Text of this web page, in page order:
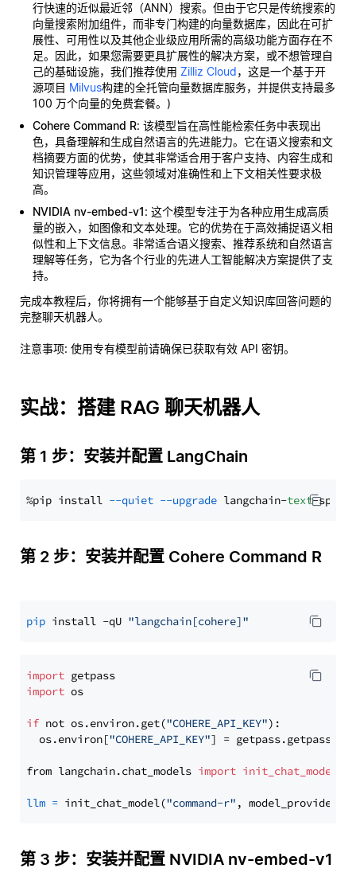
行快速的近似最近邻（ANN）搜索。但由于它只是传统搜索的
向量搜索附加组件，而非专门构建的向量数据库，因此在可扩
展性、可用性以及其他企业级应用所需的高级功能方面存在不
足。因此，如果您需要更具扩展性的解决方案，或不想管理自
己的基础设施，我们推荐使用 Zilliz Cloud，这是一个基于开
源项目 Milvus构建的全托管向量数据库服务，并提供支持最多
100 万个向量的免费套餐。)
Cohere Command R: 该模型旨在高性能检索任务中表现出
色，具备理解和生成自然语言的先进能力。它在语义搜索和文
档摘要方面的优势，使其非常适合用于客户支持、内容生成和
知识管理等应用，这些领域对准确性和上下文相关性要求极
高。
NVIDIA nv-embed-v1: 这个模型专注于为各种应用生成高质
量的嵌入，如图像和文本处理。它的优势在于高效捕捉语义相
似性和上下文信息。非常适合语义搜索、推荐系统和自然语言
理解等任务，它为各个行业的先进人工智能解决方案提供了支
持。
完成本教程后，你将拥有一个能够基于自定义知识库回答问题的
完整聊天机器人。
注意事项: 使用专有模型前请确保已获取有效 API 密钥。
实战：搭建 RAG 聊天机器人
第 1 步：安装并配置 LangChain
%pip install --quiet --upgrade langchain-text
第 2 步：安装并配置 Cohere Command R
pip install -qU "langchain[cohere]"
import
import os
if not os.environ.get("COHERE_API_KEY"):
  os.environ[
"COHERE_API_KEY"] = getpass.getpass(
from langchain.chat_models import init_chat_model
llm = init_chat_model("command-r" , model_provider=
第 3 步：安装并配置 NVIDIA nv-embed-v1